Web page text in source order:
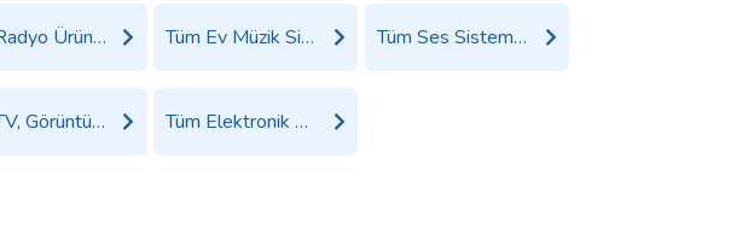
Tüm Radyo Ürünleri Tüm Ev Müzik Sistemi Ürünleri Tüm Ses Sistemleri Ürünleri
Tüm TV, Görüntü ve Ses Sistemleri Ürünleri Tüm Elektronik Ürünler Ürünleri